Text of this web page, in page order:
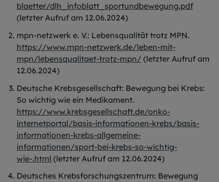
blaetter/dlh_infoblatt_sportundbewegung.pdf
(letzter Aufruf am 12.06.2024)
mpn-netzwerk e. V.: Lebensqualität trotz MPN.
https://www.mpn-netzwerk.de/leben-mit-
mpn/lebensqualitaet-trotz-mpn/ (letzter Aufruf am
12.06.2024)
Deutsche Krebsgesellschaft: Bewegung bei Krebs:
So wichtig wie ein Medikament.
https://www.krebsgesellschaft.de/onko-
internetportal/basis-informationen-krebs/basis-
informationen-krebs-allgemeine-
informationen/sport-bei-krebs-so-wichtig-
wie-.html (letzter Aufruf am 12.06.2024)
Deutsches Krebsforschungszentrum: Bewegung